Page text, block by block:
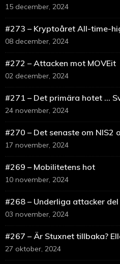
15 december, 2024
#273 – Kryptoåret All-time-
08 december, 2024
#272 – Attacken mot MOVEit
02 december, 2024
#271 – Det primära hotet …
24 november, 2024
#270 – Det senaste om NIS2
17 november, 2024
#269 – Mobilitetens hot
10 november, 2024
#268 – Underliga attacker del
03 november, 2024
#267 – Är Stuxnet tillbaka?
27 oktober, 2024